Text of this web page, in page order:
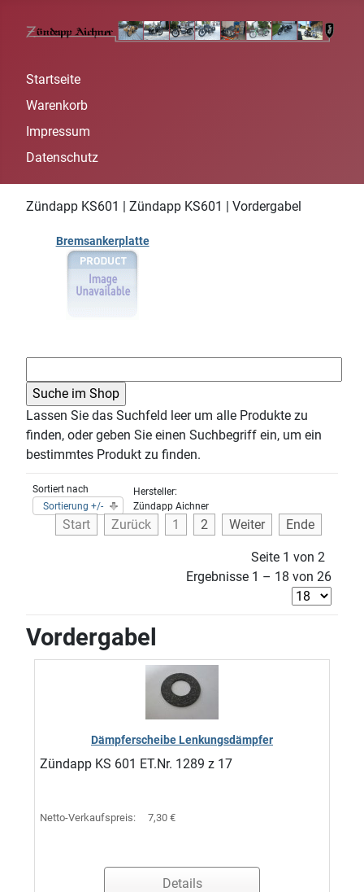
Startseite
Warenkorb
Impressum
Datenschutz
Zündapp KS601 | Zündapp KS601 | Vordergabel
Bremsankerplatte
Lassen Sie das Suchfeld leer um alle Produkte zu
finden, oder geben Sie einen Suchbegriff ein, um ein
bestimmtes Produkt zu finden.
Sortiert nach
Sortierung +/-
Hersteller:
Zündapp Aichner
Start Zurück 1 2 Weiter Ende
Seite 1 von 2
Ergebnisse 1 – 18 von 26
Vordergabel
Dämpferscheibe Lenkungsdämpfer
Zündapp KS 601 ET.Nr. 1289 z 17
Netto-Verkaufspreis: 7,30 €
Details